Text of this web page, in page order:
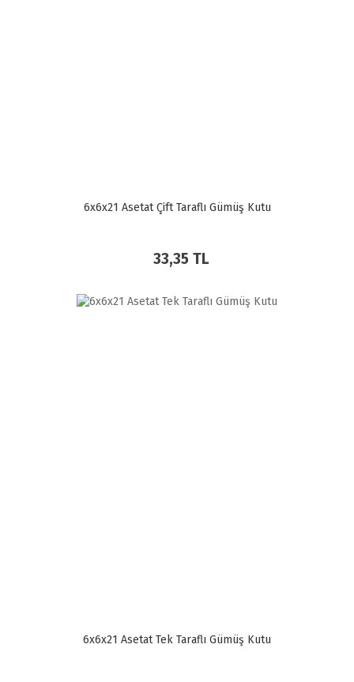
6x6x21 Asetat Çift Taraflı Gümüş Kutu
33,35 TL
6x6x21 Asetat Tek Taraflı Gümüş Kutu